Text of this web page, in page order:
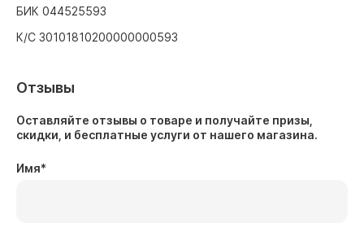
БИК 044525593
К/С 30101810200000000593
Отзывы
Оставляйте отзывы о товаре и получайте призы,
скидки, и бесплатные услуги от нашего магазина.
Имя*